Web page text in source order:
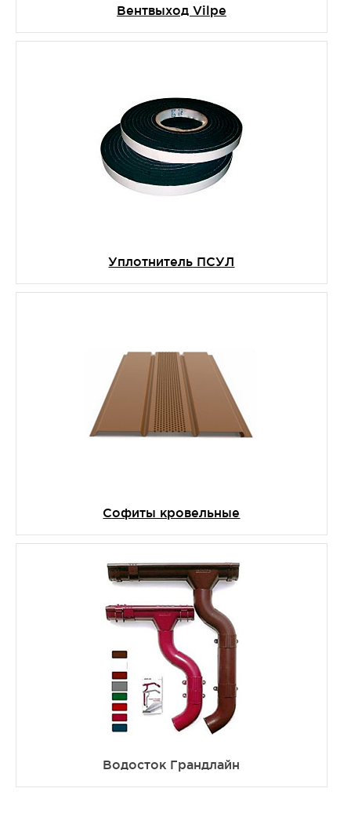
Вентвыход Vilpe
Уплотнитель ПСУЛ
Софиты кровельные
Водосток Грандлайн